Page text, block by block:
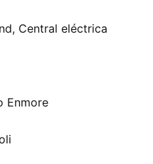
Central eléctrica
Enmore